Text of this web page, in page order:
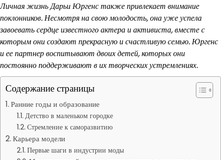
Личная жизнь Дарьи Юргенс также привлекает внимание
поклонников. Несмотря на свою молодость, она уже успела
завоевать сердце известного актера и активиста, вместе с
которым они создают прекрасную и счастливую семью. Юргенс
и ее партнер воспитывают двоих детей, которых они
постоянно поддерживают в их творческих устремлениях.
Содержание страницы
Ранние годы и образование
Детство в маленьком городке
Стремление к саморазвитию
Карьера модели
Первые шаги в индустрии моды